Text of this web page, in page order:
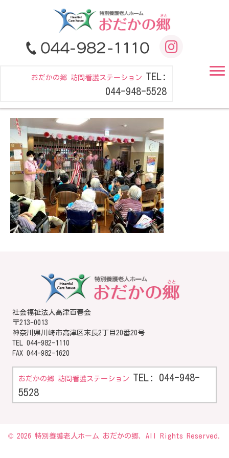
おだかの郷 訪問看護ステーション TEL:
044-948-5528
社会福祉法人高津百春会
〒213-0013
神奈川県川崎市高津区末長2丁目20番20号
TEL 044-982-1110
FAX 044-982-1620
おだかの郷 訪問看護ステーション TEL: 044-948-
5528
© 2026 特別養護老人ホーム おだかの郷. All Rights Reserved.